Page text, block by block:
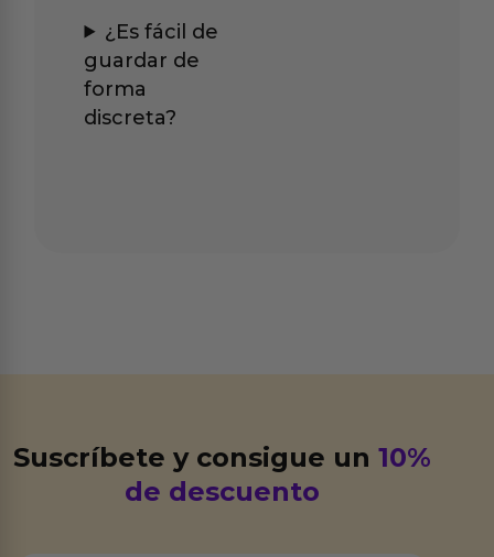
¿Es fácil de
guardar de
forma
discreta?
Suscríbete y consigue un10%
de descuento